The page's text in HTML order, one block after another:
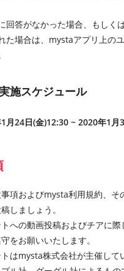
回答がなかった場合、もしく
た場合は、mystaアプリ上の
施スケジュール
月24日(金)12:30 ~ 2020年1月
項およびmysta利用規約、そ
しましょう。
への動画投稿およびチアに
をお願いいたします。
はmysta株式会社が主催して